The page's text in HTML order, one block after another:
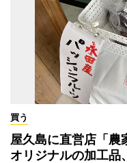
買う
屋久島に直営店「
オリジナルの加工品